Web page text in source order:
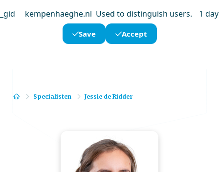
_gid kempenhaeghe.nl Used to distinguish users. 1 day
Save Accept
HomeSpecialisten Jessie de Ridder